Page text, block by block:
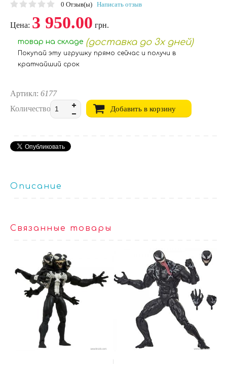
0 Отзыв(ы) Написать отзыв
Цена: 3 950.00 грн.
товар на складе (доставка до 3х дней)
Покупай эту игрушку прямо сейчас и получи в
кратчайший срок
Артикл: 6177
Количество:
Добавить в корзину
Описание
Связанные товары